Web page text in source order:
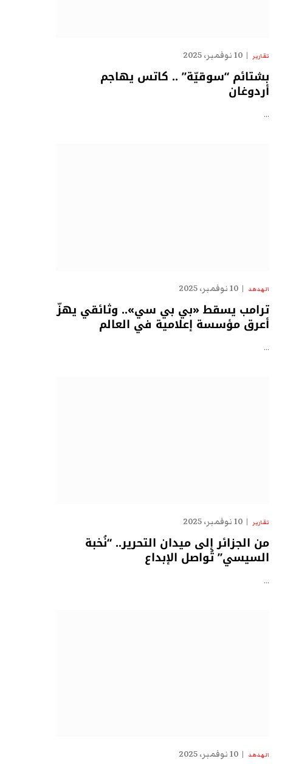
تقارير 10 نوفمبر، 2025
بشتائم “سوقيّة” .. كاتس يهاجم
أردوغان
…
الهدهد 10 نوفمبر، 2025
ترامب يسقط «بي بي سي».. وثائقي يهزّ
أعرق مؤسسة إعلامية في العالم
…
تقارير 10 نوفمبر، 2025
من الجزائر إلى ميدان التحرير.. “نُخبة
السيسي” تُواصل الإبداع
…
الهدهد 10 نوفمبر، 2025